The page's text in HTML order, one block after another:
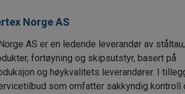
Norge AS
AS er en ledende leverandør av ståltau,
fortøyning og skipsutstyr, basert på
og høykvalitets leverandører. I
som omfatter sakkyndig kontroll